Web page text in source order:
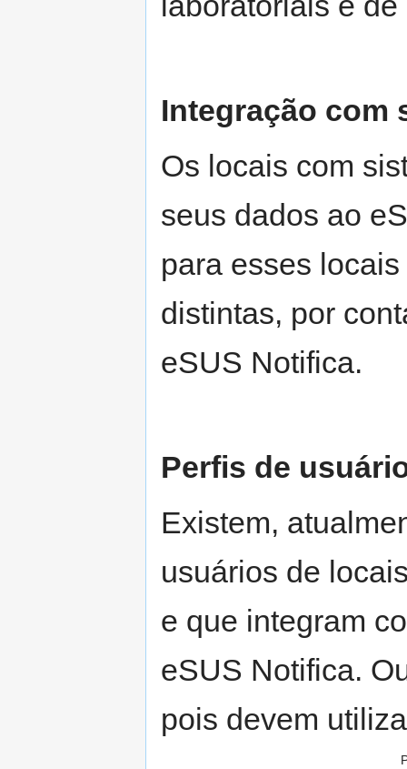
Integração com
Os locais com
seus dados ao
para esses
distintas, por
eSUS Notifica.
Perfis de
Existem,
usuários de
e que integram
eSUS Notifica.
pois devem